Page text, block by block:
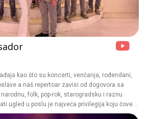
kao što su koncerti, venčanja, rođendani,
a naš repertoar zavisi od dogovora sa
folk, pop-rok, starogradsku i raznu
ugled u poslu je najveća privilegija koju čovek
trudimo da ostavimo odlične utiske svakom od